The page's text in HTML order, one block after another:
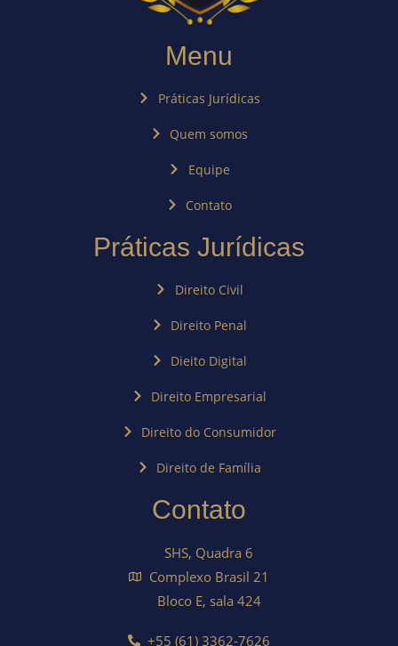
Menu
Práticas Jurídicas
Quem somos
Equipe
Contato
Práticas Jurídicas
Direito Civil
Direito Penal
Dieito Digital
Direito Empresarial
Direito do Consumidor
Direito de Família
Contato
SHS, Quadra 6
Complexo Brasil 21
Bloco E, sala 424
+55 (61) 3362-7626